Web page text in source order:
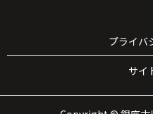
プライバ
サイ